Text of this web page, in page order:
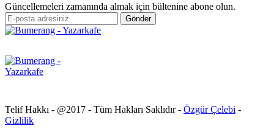
Güncellemeleri zamanında almak için bültenine abone olun.
Telif Hakkı - @2017 - Tüm Hakları Saklıdır - Özgür Çelebi -
Gizlilik